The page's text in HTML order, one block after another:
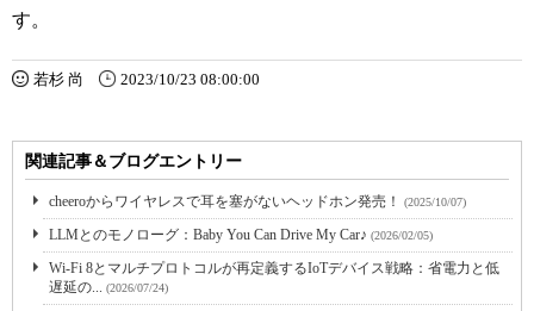
す。
若杉 尚 2023/10/23 08:00:00
関連記事＆ブログエントリー
cheeroからワイヤレスで耳を塞がないヘッドホン発売！ (2025/10/07)
LLMとのモノローグ：Baby You Can Drive My Car♪ (2026/02/05)
Wi-Fi 8とマルチプロトコルが再定義するIoTデバイス戦略：省電力と低
遅延の... (2026/07/24)